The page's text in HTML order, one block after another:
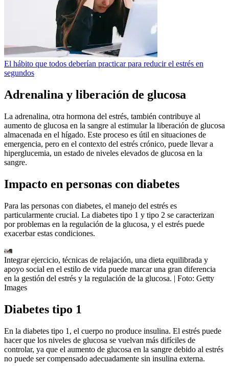
El hábito que todos deberían practicar para reducir el estrés en
segundos
Adrenalina y liberación de glucosa
La adrenalina, otra hormona del estrés, también contribuye al
aumento de glucosa en la sangre al estimular la liberación de glucosa
almacenada en el hígado. Este proceso es útil en situaciones de
emergencia, pero en el contexto del estrés crónico, puede llevar a
hiperglucemia, un estado de niveles elevados de glucosa en la
sangre.
Impacto en personas con diabetes
Para las personas con diabetes, el manejo del estrés es
particularmente crucial. La diabetes tipo 1 y tipo 2 se caracterizan
por problemas en la regulación de la glucosa, y el estrés puede
exacerbar estas condiciones.
Integrar ejercicio, técnicas de relajación, una dieta equilibrada y
apoyo social en el estilo de vida puede marcar una gran diferencia
en la gestión del estrés y la regulación de la glucosa. | Foto: Getty
Images
Diabetes tipo 1
En la diabetes tipo 1, el cuerpo no produce insulina. El estrés puede
hacer que los niveles de glucosa se vuelvan más difíciles de
controlar, ya que el aumento de glucosa en la sangre debido al estrés
no puede ser compensado adecuadamente sin insulina externa.